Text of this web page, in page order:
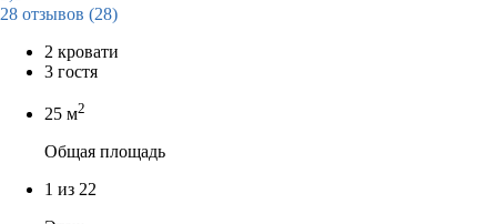
28 отзывов (28)
2 кровати
3 гостя
25 м2
Общая площадь
1 из 22